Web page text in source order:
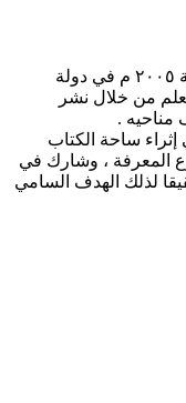
تم تأسيس دار الظاهرية للنشر والتوزيع سنة ٢٠٠٥ م في دولة
من خلال نشر
مناحيه .
إثراء ساحة الكتاب
المعرفة ، وشارك في
لذلك الهدف السامي